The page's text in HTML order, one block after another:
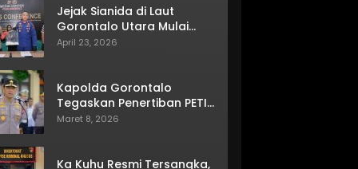
Jejak Sianida di Laut
Gorontalo Utara Mulai
Terkuak
April 23, 2026
Kapolda Gorontalo
Tegaskan Penertiban PETI
Terus Berjalan
Maret 8, 2026
Ka Kuhu Resmi Tersangka,